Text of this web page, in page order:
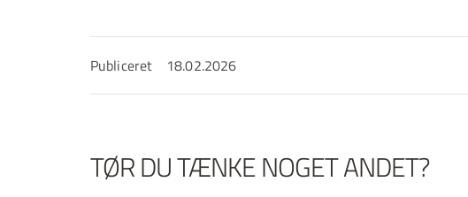
Publiceret 18.02.2026
TØR DU TÆNKE NOGET ANDET?